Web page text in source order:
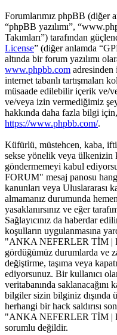
Forumlarımız phpBB (diğer
“phpBB yazılımı”,
Takımları”) tarafından
License” (diğer anlamda
altında bir forum yazılımı
www.phpbb.com adresinden
internet tabanlı tartışmaları
müsaade edilebilir içerik ve/
ve/veya izin vermediğimiz
hakkında daha fazla bilgi
https://www.phpbb.com/.
Küfürlü, müstehcen, kaba,
sekse yönelik veya ülkenizin
göndermemeyi kabul
FORUM" mesaj panosu
kanunları veya Uluslararası
almamanız durumunda
yasaklanırsınız ve eğer
Sağlayıcınız da haberdar
koşulların uygulanmasına
"ANKA NEFERLER TİM |
gördüğümüz durumlarda ve
değiştirme, taşıma veya
ediyorsunuz. Bir kullanıcı
veritabanında
bilgiler sizin bilginiz dışında
herhangi bir hack saldırısı
"ANKA NEFERLER TİM |
sorumlu değildir.